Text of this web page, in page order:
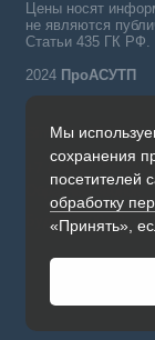
Мы
сохранения
посетителей
обработку
«Принять»,
Цены носят
не являются
Статьи 435 ГК РФ.
2024 ПроАСУТП
Simatic в России
+7 (342) 273-82-09
Будни, с 09.00 до